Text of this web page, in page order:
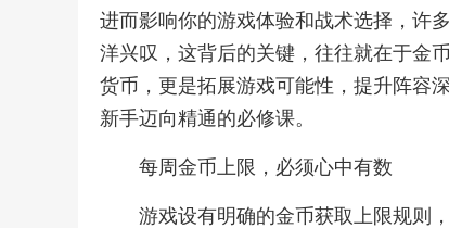
进而影响你的游戏体验和战术选择，许
洋兴叹，这背后的关键，往往就在于金
货币，更是拓展游戏可能性，提升阵容
新手迈向精通的必修课。
每周金币上限，必须心中有数
游戏设有明确的金币获取上限规则